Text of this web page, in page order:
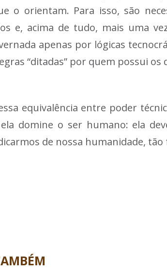
o orientam. Para isso, são
e, acima de tudo, mais uma
apenas por lógicas
“ditadas” por quem possui
equivalência entre poder
domine o ser humano: ela
de nossa humanidade, tão